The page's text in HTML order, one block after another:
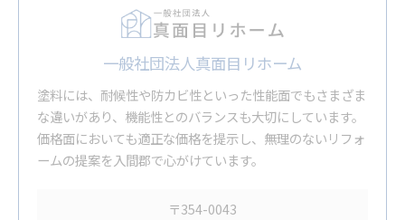
一般社団法人真面目リホーム
塗料には、耐候性や防カビ性といった性能面でもさまざま
な違いがあり、機能性とのバランスも大切にしています。
価格面においても適正な価格を提示し、無理のないリフォ
ームの提案を入間郡で心がけています。
〒354-0043